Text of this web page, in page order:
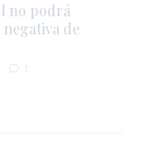
no podrá
de